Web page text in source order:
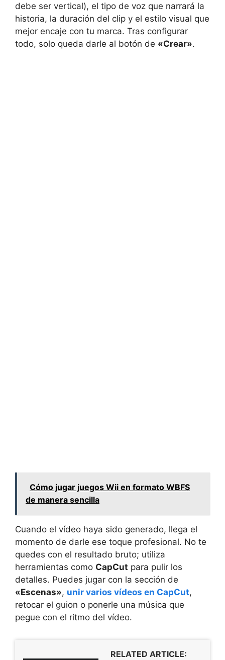
debe ser vertical), el tipo de voz que narrará la
historia, la duración del clip y el estilo visual que
mejor encaje con tu marca. Tras configurar
todo, solo queda darle al botón de «Crear».
Cómo jugar juegos Wii en formato WBFS
de manera sencilla
Cuando el vídeo haya sido generado, llega el
momento de darle ese toque profesional. No te
quedes con el resultado bruto; utiliza
herramientas como CapCut para pulir los
detalles. Puedes jugar con la sección de
«Escenas», unir varios vídeos en CapCut,
retocar el guion o ponerle una música que
pegue con el ritmo del vídeo.
RELATED ARTICLE: